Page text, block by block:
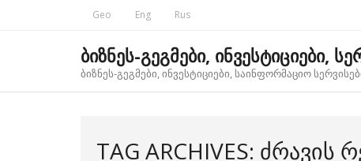
Geo Eng Rus
ბიზნეს-გეგმები, ინვესტიციები,
ბიზნეს-გეგმები, ინვესტიციები, საინფორმაციო
TAG ARCHIVES: ᲫᲠᲐᲕᲘᲡ